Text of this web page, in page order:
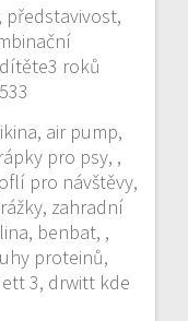
představivost,
roků
air pump,
pro psy, ,
pro návštěvy,
zahradní
benbat, ,
proteinů,
3, drwitt kde